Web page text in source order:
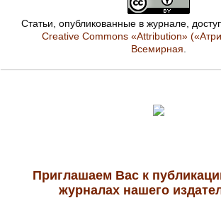
Статьи, опубликованные в журнале,
Creative Commons «Attribution»
Всемирная
Приглашаем Вас к
журналах нашего